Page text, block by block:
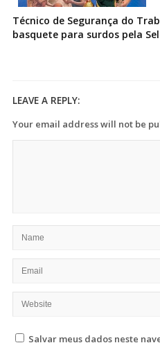
Técnico de Segurança do
basquete para surdos pela
LEAVE A REPLY:
Your email address will not be
Salvar meus dados neste